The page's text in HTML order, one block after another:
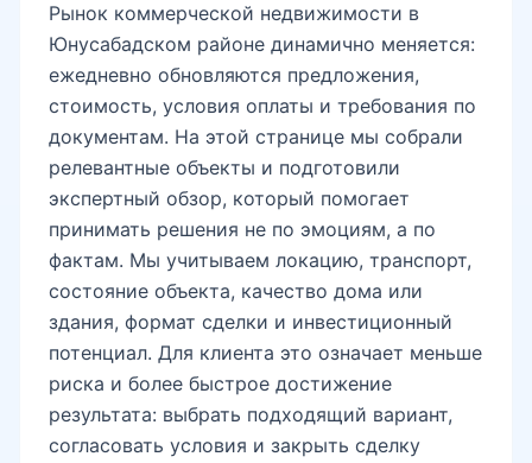
Узэкспоцентр
Японский сад
Ботанический сад
Mega Planet
Универсам Юнусабад
Рынок коммерческой недвижимости в
Юнусабадском районе динамично меняется:
ежедневно обновляются предложения,
стоимость, условия оплаты и требования по
документам. На этой странице мы собрали
релевантные объекты и подготовили
экспертный обзор, который помогает
принимать решения не по эмоциям, а по
фактам. Мы учитываем локацию, транспорт,
состояние объекта, качество дома или
здания, формат сделки и инвестиционный
потенциал. Для клиента это означает меньше
риска и более быстрое достижение
результата: выбрать подходящий вариант,
согласовать условия и закрыть сделку